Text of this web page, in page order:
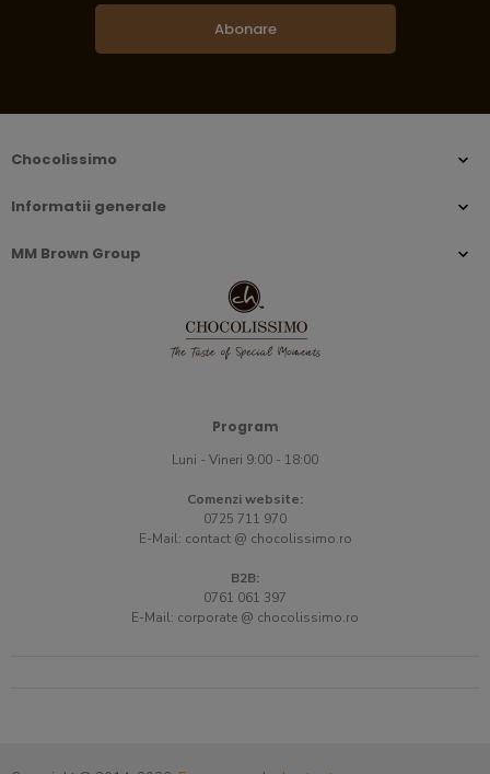
Abonare
Chocolissimo
Informatii generale
MM Brown Group
Program
Luni - Vineri 9:00 - 18:00
Comenzi website:
0725 711 970
E-Mail: contact @ chocolissimo.ro
B2B:
0761 061 397
E-Mail: corporate @ chocolissimo.ro